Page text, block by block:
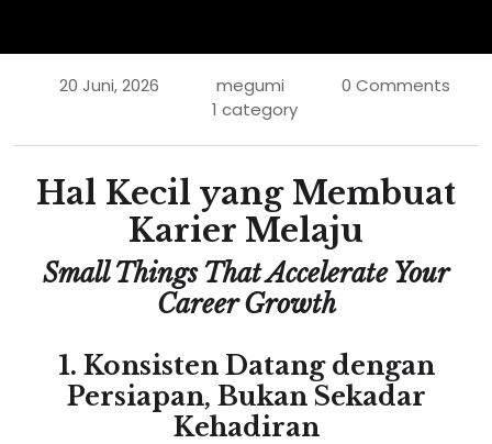
20 Juni, 2026 megumi
0 Comments
1 category
Hal Kecil yang Membuat
Karier Melaju
Small Things That Accelerate Your
Career Growth
1. Konsisten Datang dengan
Persiapan, Bukan Sekadar
Kehadiran